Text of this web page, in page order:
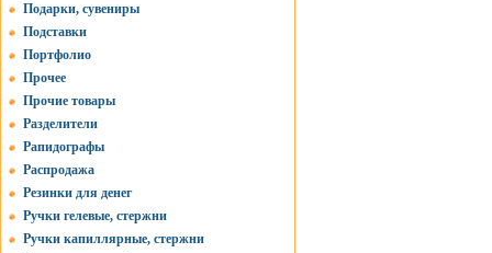
Подарки, сувениры
Подставки
Портфолио
Прочее
Прочие товары
Разделители
Рапидографы
Распродажа
Резинки для денег
Ручки гелевые, стержни
Ручки капиллярные, стержни